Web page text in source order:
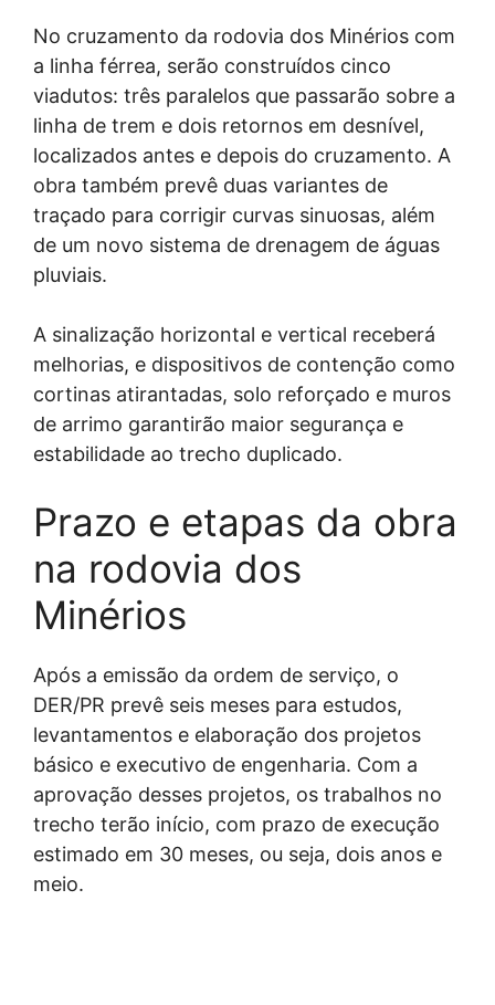
No cruzamento da rodovia dos Minérios com
a linha férrea, serão construídos cinco
viadutos: três paralelos que passarão sobre a
linha de trem e dois retornos em desnível,
localizados antes e depois do cruzamento. A
obra também prevê duas variantes de
traçado para corrigir curvas sinuosas, além
de um novo sistema de drenagem de águas
pluviais.
A sinalização horizontal e vertical receberá
melhorias, e dispositivos de contenção como
cortinas atirantadas, solo reforçado e muros
de arrimo garantirão maior segurança e
estabilidade ao trecho duplicado.
Prazo e etapas da obra
na rodovia dos
Minérios
Após a emissão da ordem de serviço, o
DER/PR prevê seis meses para estudos,
levantamentos e elaboração dos projetos
básico e executivo de engenharia. Com a
aprovação desses projetos, os trabalhos no
trecho terão início, com prazo de execução
estimado em 30 meses, ou seja, dois anos e
meio.